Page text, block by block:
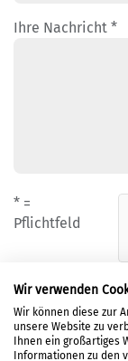
Ihre Nachricht *
* =
Pflichtfeld
Wir verwenden
Wir können diese zur
unsere Website zu
Ihnen ein großartiges
Informationen zu den